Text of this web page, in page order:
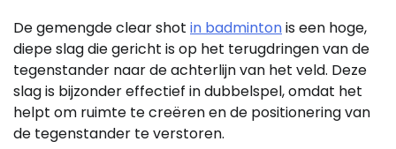
De gemengde clear shot in badmintonis een hoge,
diepe slag die gericht is op het terugdringen van de
tegenstander naar de achterlijn van het veld. Deze
slag is bijzonder effectief in dubbelspel, omdat het
helpt om ruimte te creëren en de positionering van
de tegenstander te verstoren.